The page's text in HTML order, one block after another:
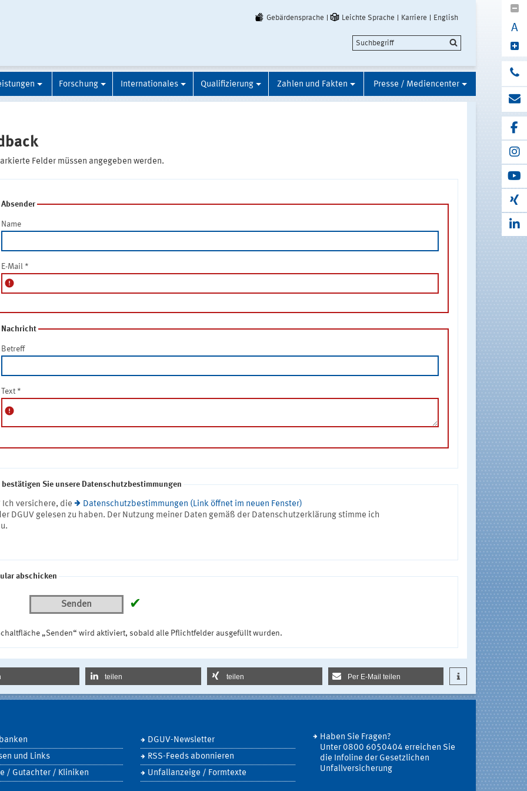
Gebärdensprache Leichte Sprache Karriere English
A
Forschung Internationales Qualifizierung Zahlen und Fakten Presse / Mediencenter
Felder müssen angegeben werden.
Absender
Name
E-Mail *
error
Nachricht
Betreff
Text *
error
Sie unsere Datenschutzbestimmungen
Ich versichere, die
Datenschutzbestimmungen (Link öffnet im neuen Fenster)
DGUV gelesen zu haben. Der Nutzung meiner Daten gemäß der Datenschutzerklärung stimme ich
abschicken
Senden ✔
„Senden“ wird aktiviert, sobald alle Pflichtfelder ausgefüllt wurden.
teilen teilen Per E-Mail teilen
und Links
/ Gutachter / Kliniken
DGUV-Newsletter
RSS-Feeds abonnieren
Unfallanzeige / Formtexte
Haben Sie Fragen?
Unter 0800 6050404 erreichen Sie
die Infoline der Gesetzlichen
Unfallversicherung